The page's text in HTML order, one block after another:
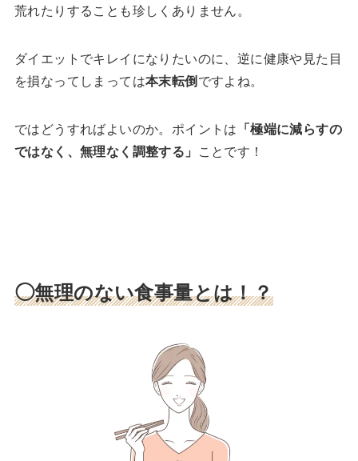
荒れたりすることも珍しくありません。
ダイエットでキレイになりたいのに、逆に健康や見た目
を損なってしまっては本末転倒ですよね。
ではどうすればよいのか。ポイントは 「極端に減らすの
ではなく、無理なく調整する」 ことです！
◯無理のない食事量とは！？